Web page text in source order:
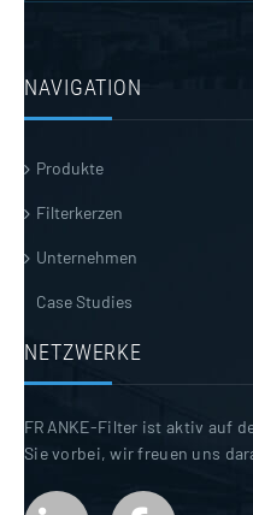
NAVIGATION
Produkte
Filterkerzen
Unternehmen
Case Studies
NETZWERKE
FRANKE-Filter ist aktiv auf
Sie vorbei, wir freuen uns